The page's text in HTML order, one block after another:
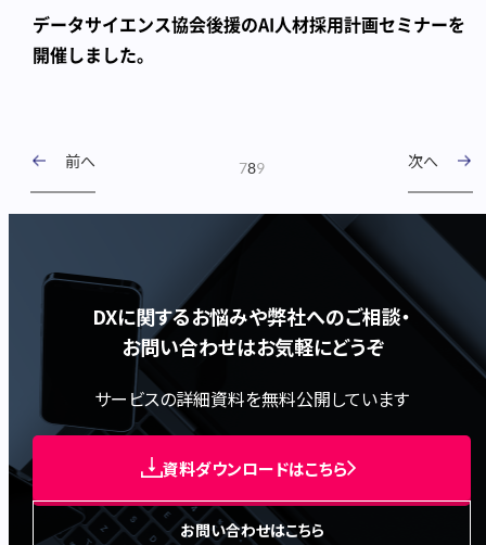
データサイエンス協会後援のAI人材採用計画セミナーを
開催しました｡
前へ 789 次へ
DXに関するお悩みや弊社へのご相談・
お問い合わせはお気軽にどうぞ
サービスの詳細資料を無料公開しています
資料ダウンロードはこちら
お問い合わせはこちら